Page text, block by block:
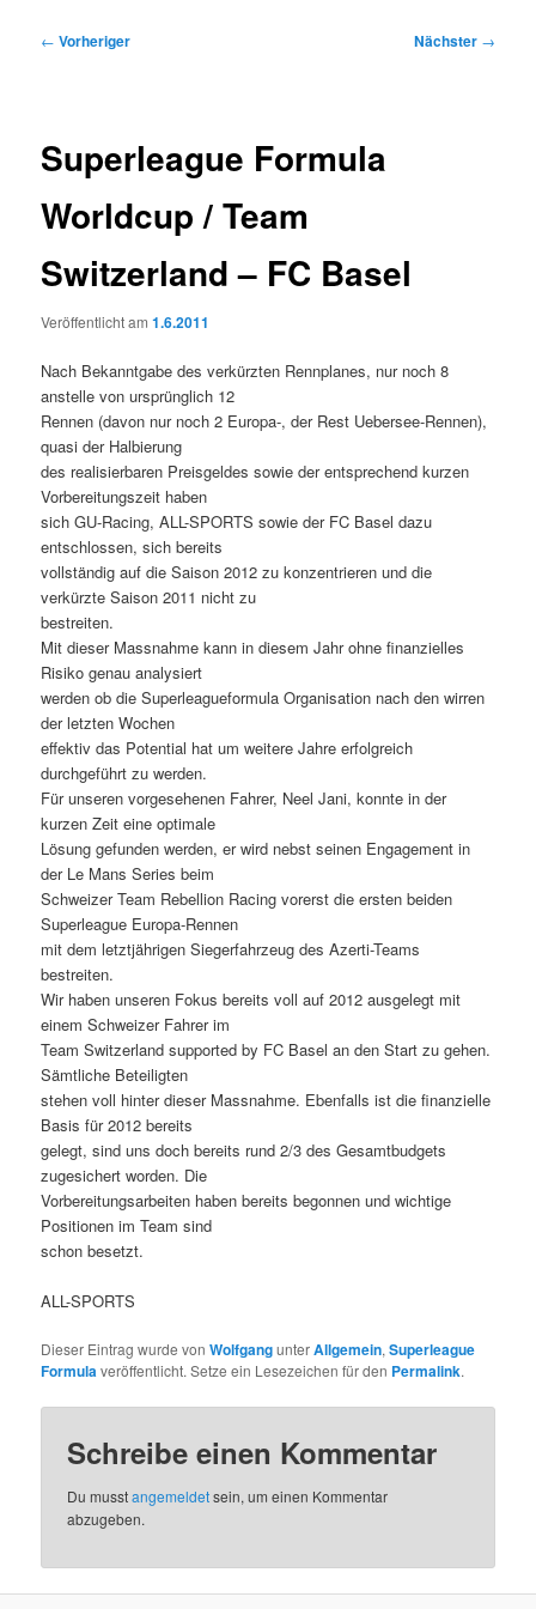
Beitragsnavigation
← Vorheriger Nächster →
Superleague Formula
Worldcup / Team
Switzerland – FC Basel
Veröffentlicht am1.6.2011
Nach Bekanntgabe des verkürzten Rennplanes, nur noch 8
anstelle von ursprünglich 12
Rennen (davon nur noch 2 Europa-, der Rest Uebersee-Rennen),
quasi der Halbierung
des realisierbaren Preisgeldes sowie der entsprechend kurzen
Vorbereitungszeit haben
sich GU-Racing, ALL-SPORTS sowie der FC Basel dazu
entschlossen, sich bereits
vollständig auf die Saison 2012 zu konzentrieren und die
verkürzte Saison 2011 nicht zu
bestreiten.
Mit dieser Massnahme kann in diesem Jahr ohne finanzielles
Risiko genau analysiert
werden ob die Superleagueformula Organisation nach den wirren
der letzten Wochen
effektiv das Potential hat um weitere Jahre erfolgreich
durchgeführt zu werden.
Für unseren vorgesehenen Fahrer, Neel Jani, konnte in der
kurzen Zeit eine optimale
Lösung gefunden werden, er wird nebst seinen Engagement in
der Le Mans Series beim
Schweizer Team Rebellion Racing vorerst die ersten beiden
Superleague Europa-Rennen
mit dem letztjährigen Siegerfahrzeug des Azerti-Teams
bestreiten.
Wir haben unseren Fokus bereits voll auf 2012 ausgelegt mit
einem Schweizer Fahrer im
Team Switzerland supported by FC Basel an den Start zu gehen.
Sämtliche Beteiligten
stehen voll hinter dieser Massnahme. Ebenfalls ist die finanzielle
Basis für 2012 bereits
gelegt, sind uns doch bereits rund 2/3 des Gesamtbudgets
zugesichert worden. Die
Vorbereitungsarbeiten haben bereits begonnen und wichtige
Positionen im Team sind
schon besetzt.
ALL-SPORTS
Dieser Eintrag wurde vonWolfgangunterAllgemein,Superleague
Formulaveröffentlicht. Setze ein Lesezeichen für den Permalink.
Schreibe einen Kommentar
Du musstangemeldetsein, um einen Kommentar
abzugeben.